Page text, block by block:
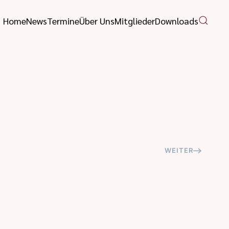
HomeNewsTermineÜber UnsMitgliederDownloads
WEITER